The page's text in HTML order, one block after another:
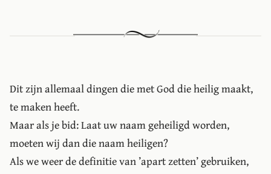
Dit zijn allemaal dingen die met God die heilig maakt,
te maken heeft.
Maar als je bid: Laat uw naam geheiligd worden,
moeten wij dan die naam heiligen?
Als we weer de definitie van ’apart zetten’ gebruiken,